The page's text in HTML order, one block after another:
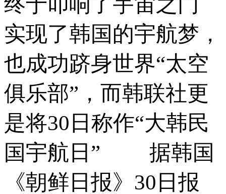
实现了韩国的宇航梦，
也成功跻身世界“太空
俱乐部”，而韩联社更
是将30日称作“大韩民
国宇航日” 据韩国
《朝鲜日报》30日报